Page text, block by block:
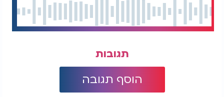
תגובות
הוסף תגובה